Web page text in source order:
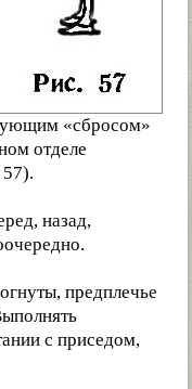
«сбросом»
отделе
57).
назад,
предплечье
с приседом,